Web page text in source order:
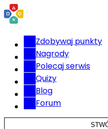
Zdobywaj punkty
Nagrody
Polecaj serwis
Quizy
Blog
Forum